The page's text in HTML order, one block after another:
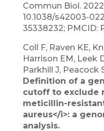
Commun Biol. 2022
10.1038/s42003-
35338232; PMCID:
Coll F, Raven KE,
Harrison EM, Leek
Parkhill J, Peacock
Definition of a
cutoff to exclude
meticillin-
aureus</i>: a
analysis.